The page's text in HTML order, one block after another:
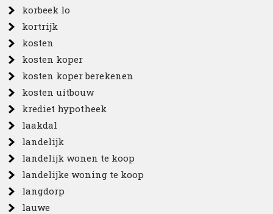
korbeek lo
kortrijk
kosten
kosten koper
kosten koper berekenen
kosten uitbouw
krediet hypotheek
laakdal
landelijk
landelijk wonen te koop
landelijke woning te koop
langdorp
lauwe